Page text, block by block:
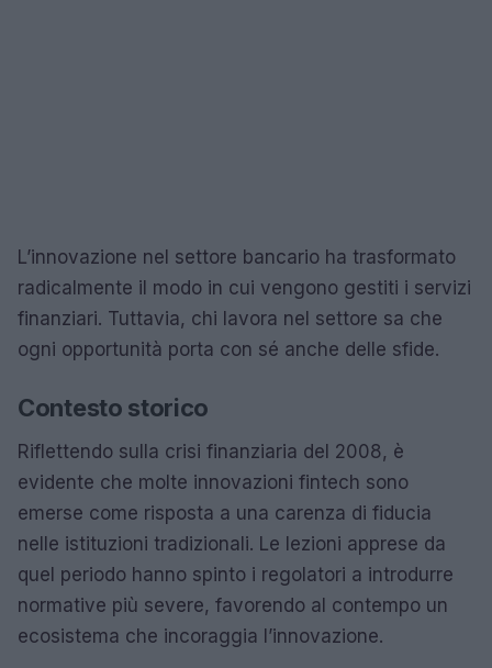
L’innovazione nel settore bancario ha trasformato
radicalmente il modo in cui vengono gestiti i servizi
finanziari. Tuttavia, chi lavora nel settore sa che
ogni opportunità porta con sé anche delle sfide.
Contesto storico
Riflettendo sulla crisi finanziaria del 2008, è
evidente che molte innovazioni fintech sono
emerse come risposta a una carenza di fiducia
nelle istituzioni tradizionali. Le lezioni apprese da
quel periodo hanno spinto i regolatori a introdurre
normative più severe, favorendo al contempo un
ecosistema che incoraggia l’innovazione.